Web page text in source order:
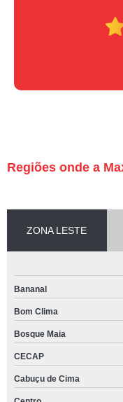
Regiões onde a
ZONA LESTE
Bananal
Bom Clima
Bosque Maia
CECAP
Cabuçu de Cima